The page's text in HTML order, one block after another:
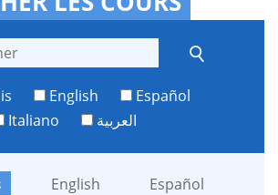
English
Español
Italiano
العربية
English
Español